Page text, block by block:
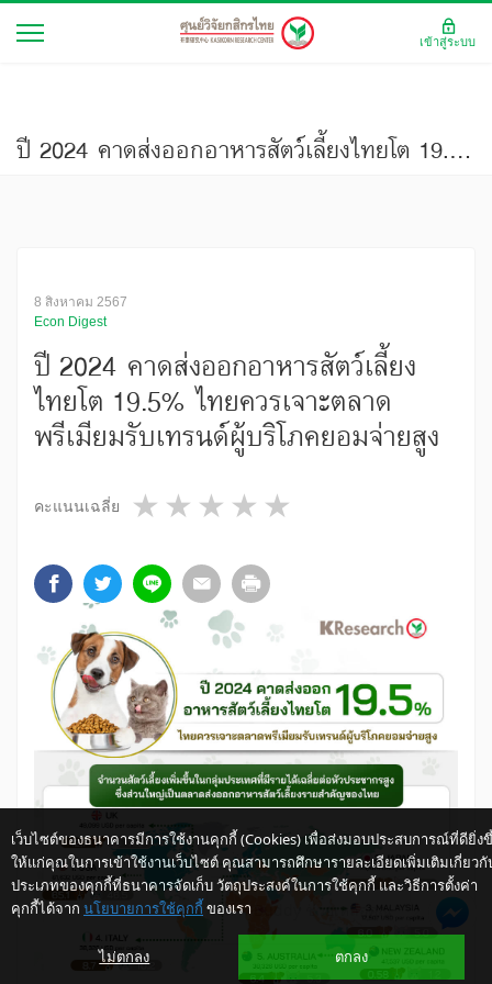
ปี 2024 คาดส่งออกอาหารสัตว์เลี้ยงไทยโต 19.5% ไทยควรเจาะตลาดพรีเมียมรับเทรนด์ผู้บริโภคยอมจ่ายสูง
8 สิงหาคม 2567
Econ Digest
ปี 2024 คาดส่งออกอาหารสัตว์เลี้ยง
ไทยโต 19.5% ไทยควรเจาะตลาด
พรีเมียมรับเทรนด์ผู้บริโภคยอมจ่ายสูง
คะแนนเฉลี่ย 4 stars
3 stars
2 stars
1 star
เว็บไซต์ของธนาคารมีการใช้งานคุกกี้ (Cookies) เพื่อส่งมอบประสบการณ์ที่ดียิ่ง
ให้แก่คุณในการเข้าใช้งานเว็บไซต์ คุณสามารถศึกษารายละเอียดเพิ่มเติมเกี่ยวกั
ประเภทของคุกกี้ที่ธนาคารจัดเก็บ วัตถุประสงค์ในการใช้คุกกี้ และวิธีการตั้งค่า
คุกกี้ได้จาก นโยบายการใช้คุกกี้ ของเรา
ไม่ตกลง ตกลง
เข้าสู่ระบบ
ให้ K-Buddy ช่วยเหลือคุณ